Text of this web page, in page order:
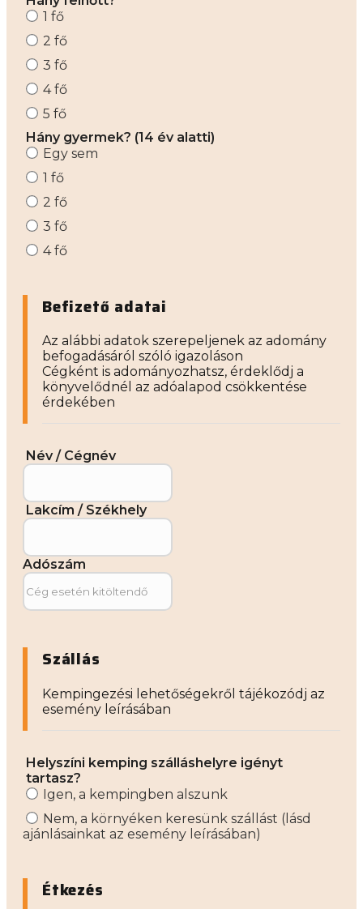
1 fő
2 fő
3 fő
4 fő
5 fő
Hány gyermek? (14 év alatti)
Egy sem
1 fő
2 fő
3 fő
4 fő
Befizető adatai
Az alábbi adatok szerepeljenek az adomány
befogadásáról szóló igazoláson
Cégként is adományozhatsz, érdeklődj a
könyvelődnél az adóalapod csökkentése
érdekében
Név / Cégnév
Lakcím / Székhely
Adószám
Szállás
Kempingezési lehetőségekről tájékozódj az
esemény leírásában
Helyszíni kemping szálláshelyre igényt
tartasz?
Igen, a kempingben alszunk
Nem, a környéken keresünk szállást (lásd
ajánlásainkat az esemény leírásában)
Étkezés